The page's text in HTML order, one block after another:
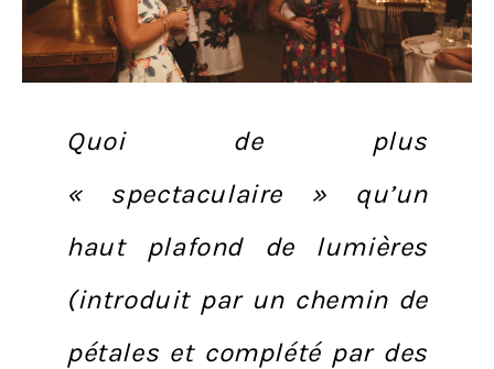
Quoi de plus
« spectaculaire » qu’un
haut plafond de lumières
(introduit par un chemin de
pétales et complété par des